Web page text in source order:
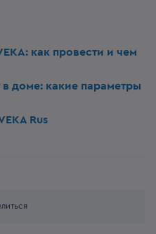
как провести и чем
доме: какие параметры
Rus